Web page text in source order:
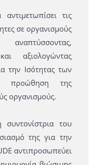
τις
σε οργανισμούς
αξιολογώντας
την Ισότητας των
προώθηση της
οργανισμούς.
του
της για την
αντιπροσωπεύει